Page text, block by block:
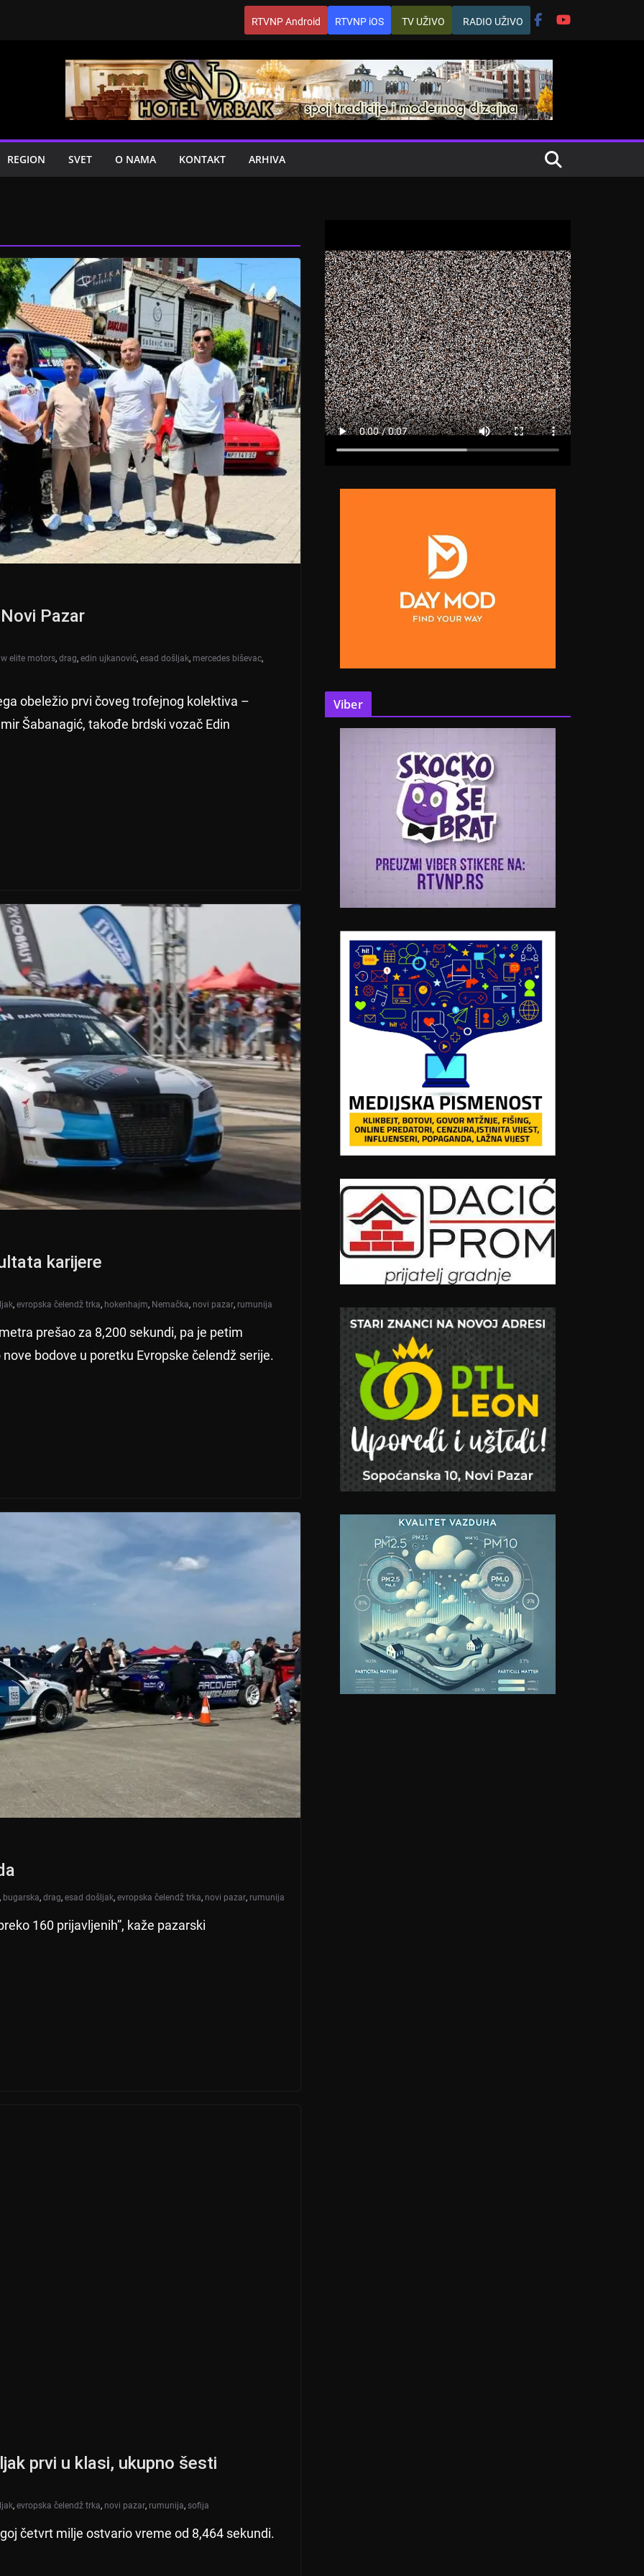
RTVNP Android RTVNP iOS TV UŽIVO RADIO UŽIVO
REGION SVET O NAMA KONTAKT ARHIVA
Pazar
elite motors, drag, edin ujkanović, esad došljak, mercedes biševac,
obeležio prvi čoveg trofejnog kolektiva –
Šabanagić, takođe brdski vozač Edin
karijere
, evropska čelendž trka, hokenhajm, Nemačka, novi pazar, rumunija
prešao za 8,200 sekundi, pa je petim
bodove u poretku Evropske čelendž serije.
, bugarska, drag, esad došljak, evropska čelendž trka, novi pazar, rumunija
160 prijavljenih”, kaže pazarski
prvi u klasi, ukupno šesti
, evropska čelendž trka, novi pazar, rumunija, sofija
četvrt milje ostvario vreme od 8,464 sekundi.
Viber